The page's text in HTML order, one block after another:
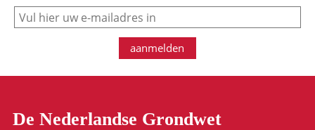
e-mail
aanmelden
De Nederlandse Grondwet